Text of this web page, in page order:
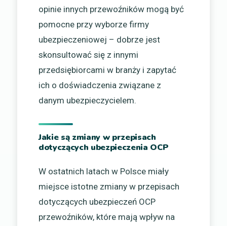
opinie innych przewoźników mogą być
pomocne przy wyborze firmy
ubezpieczeniowej – dobrze jest
skonsultować się z innymi
przedsiębiorcami w branży i zapytać
ich o doświadczenia związane z
danym ubezpieczycielem.
Jakie są zmiany w przepisach
dotyczących ubezpieczenia OCP
W ostatnich latach w Polsce miały
miejsce istotne zmiany w przepisach
dotyczących ubezpieczeń OCP
przewoźników, które mają wpływ na